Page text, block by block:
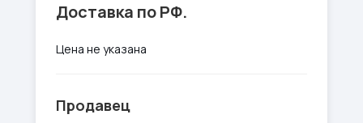
Доставка по РФ.
Цена не указана
Продавец